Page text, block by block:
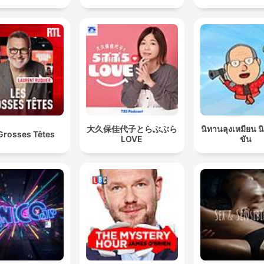
Têtes
大久保佳代子とらぶぶら
LOVE
นิทานลุงเหมียน
ขัน